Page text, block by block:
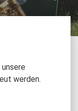
werden.